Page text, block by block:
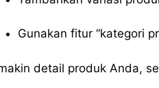
Gunakan fitur “kategori
detail produk Anda,